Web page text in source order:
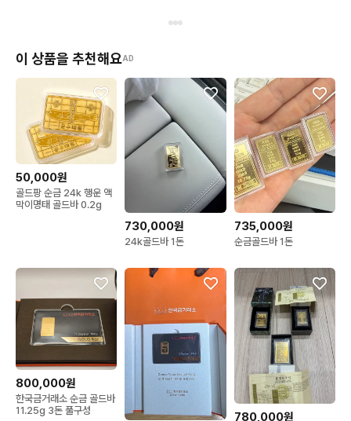
이 상품을 추천해요AD
50,000원
골드팡 순금 24k 행운 액
막이명태 골드바 0.2g
730,000원
24k골드바 1돈
735,000원
순금골드바 1돈
800,000원
한국금거래소 순금 골드바
11.25g 3돈 풀구성
780,000원